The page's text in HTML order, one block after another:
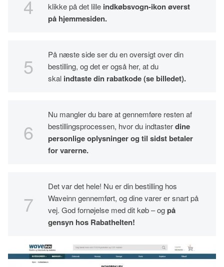
klikke på det lille indkøbsvogn-ikon øverst
på hjemmesiden.
På næste side ser du en oversigt over din
bestilling, og det er også her, at du
skal indtaste din rabatkode (se billedet).
Nu mangler du bare at gennemføre resten af
bestillingsprocessen, hvor du indtasterdine
personlige oplysninger og til sidst betaler
for varerne.
Det var det hele! Nu er din bestilling hos
Waveinn gennemført, og dine varer er snart på
vej. God fornøjelse med dit køb – ogpå
gensyn hos Rabathelten!